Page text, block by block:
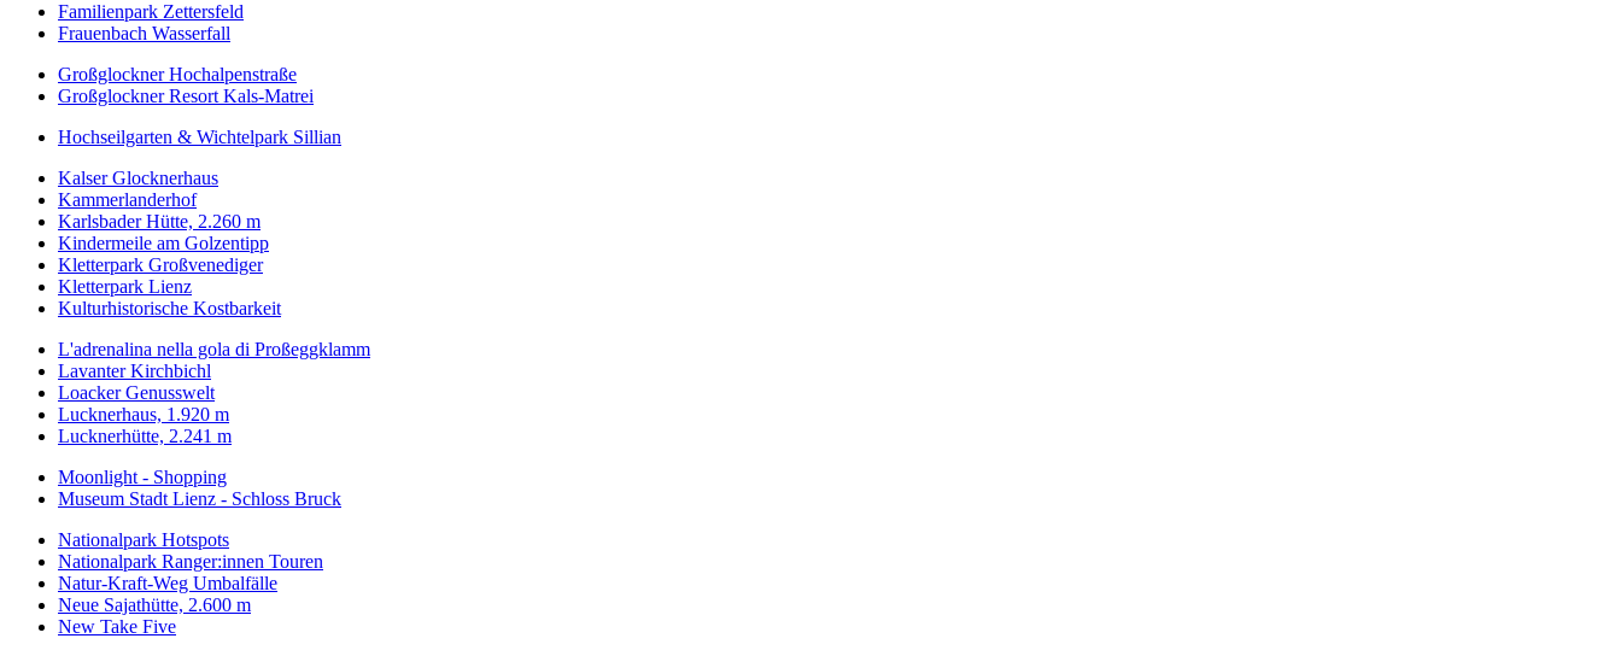
Familienpark Zettersfeld
Frauenbach Wasserfall
Großglockner Hochalpenstraße
Großglockner Resort Kals-Matrei
Hochseilgarten & Wichtelpark Sillian
Kalser Glocknerhaus
Kammerlanderhof
Karlsbader Hütte, 2.260 m
Kindermeile am Golzentipp
Kletterpark Großvenediger
Kletterpark Lienz
Kulturhistorische Kostbarkeit
L'adrenalina nella gola di Proßeggklamm
Lavanter Kirchbichl
Loacker Genusswelt
Lucknerhaus, 1.920 m
Lucknerhütte, 2.241 m
Moonlight - Shopping
Museum Stadt Lienz - Schloss Bruck
Nationalpark Hotspots
Nationalpark Ranger:innen Touren
Natur-Kraft-Weg Umbalfälle
Neue Sajathütte, 2.600 m
New Take Five